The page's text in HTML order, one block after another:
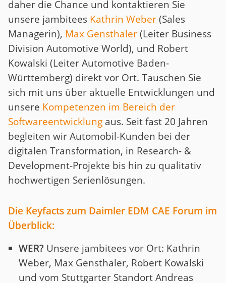
daher die Chance und kontaktieren Sie
unsere jambitees Kathrin Weber(Sales
Managerin), Max Gensthaler(Leiter Business
Division Automotive World), und Robert
Kowalski (Leiter Automotive Baden-
Württemberg) direkt vor Ort. Tauschen Sie
sich mit uns über aktuelle Entwicklungen und
unsere Kompetenzen im Bereich der
Softwareentwicklung aus. Seit fast 20 Jahren
begleiten wir Automobil-Kunden bei der
digitalen Transformation, in Research- &
Development-Projekte bis hin zu qualitativ
hochwertigen Serienlösungen.
Die Keyfacts zum Daimler EDM CAE Forum im
Überblick:
WER? Unsere jambitees vor Ort: Kathrin
Weber, Max Gensthaler, Robert Kowalski
und vom Stuttgarter Standort Andreas